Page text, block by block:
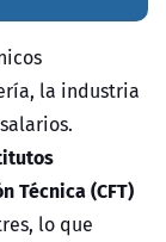
la industria
Técnica (CFT)
lo que